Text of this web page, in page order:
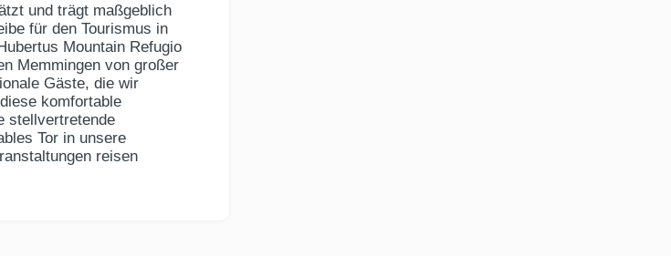
und trägt maßgeblich
für den Tourismus in
Mountain Refugio
Memmingen von großer
Gäste, die wir
komfortable
stellvertretende
Tor in unsere
reisen